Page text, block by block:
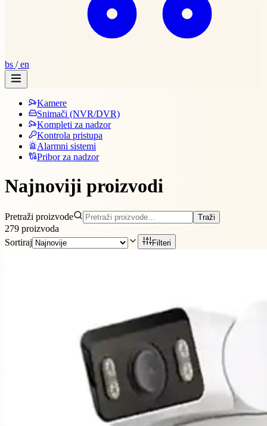
bs /en
Kamere
Snimači (NVR/DVR)
Kompleti za nadzor
Kontrola pristupa
Alarmni sistemi
Pribor za nadzor
Najnoviji proizvodi
Pretraži proizvode Traži
279 proizvoda
Sortiraj
Filteri